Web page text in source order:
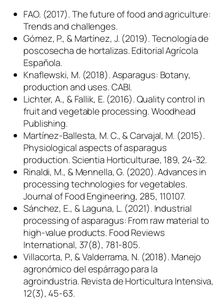
FAO. (2017). The future of food and agriculture:
Trends and challenges.
Gómez, P., & Martínez, J. (2019). Tecnología de
poscosecha de hortalizas. Editorial Agrícola
Española.
Knaflewski, M. (2018). Asparagus: Botany,
production and uses. CABI.
Lichter, A., & Fallik, E. (2016). Quality control in
fruit and vegetable processing. Woodhead
Publishing.
Martínez-Ballesta, M. C., & Carvajal, M. (2015).
Physiological aspects of asparagus
production. Scientia Horticulturae, 189, 24-32.
Rinaldi, M., & Mennella, G. (2020). Advances in
processing technologies for vegetables.
Journal of Food Engineering, 285, 110107.
Sánchez, E., & Laguna, L. (2021). Industrial
processing of asparagus: From raw material to
high-value products. Food Reviews
International, 37(8), 781-805.
Villacorta, P., & Valderrama, N. (2018). Manejo
agronómico del espárrago para la
agroindustria. Revista de Horticultura Intensiva,
12(3), 45-63.